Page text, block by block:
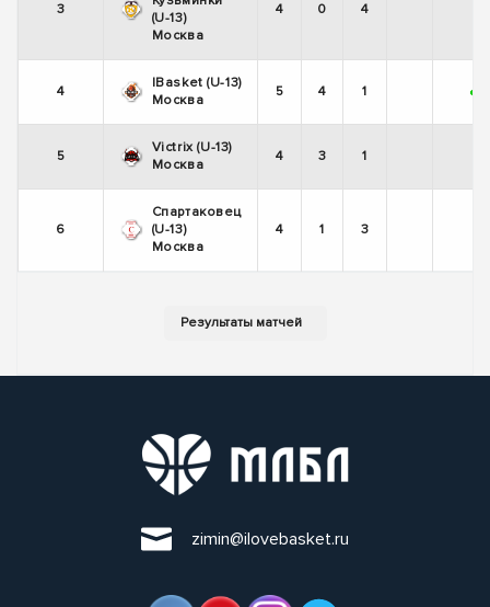
3
(U-13)
Москва
4 0 4
4
IBasket (U-13)
Москва
5 4 1 +
5
Victrix (U-13)
Москва
4 3 1
6
Спартаковец
(U-13)
Москва
4 1 3
zimin@ilovebasket.ru